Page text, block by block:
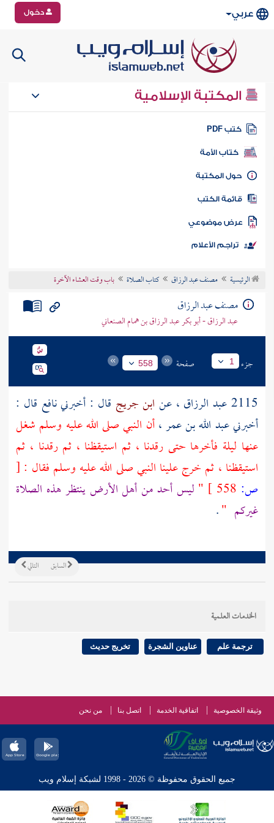
عربي دخول
المكتبة الإسلامية
كتب PDF
كتاب الأمة
المكتبة
الكتب
موضوعي
تراجم الأعلام
الرئيسية مصنف عبد الرزاق كتاب الصلاة باب وقت العشاء الآخرة
مصنف عبد الرزاق
عبد الرزاق - أبو بكر عبد الرزاق بن همام الصنعاني
جزء 1 صفحة 558
2115عبد الرزاق ، عن ابن جريج قال : أخبرنينافع قال :
أخبرنيعبد الله بن عمر،أن النبي صلى الله عليه وسلم شغل
عنها ليلة فأخرها حتى رقدنا ، ثم استيقظنا ، ثم رقدنا ، ثم
استيقظنا ، ثم خرج علينا النبي صلى الله عليه وسلم فقال : [
ص:
" ليس أحد من أهل الأرض ينتظر هذه الصلاة
غيركم "
.
التالي السابق
الخدمات العلمية
ترجمة علم عناوين الشجرة تخريج حديث
وثيقة الخصوصية اتفاقية الخدمة اتصل بنا من نحن
جميع الحقوق محفوظة © 2026 - 1998 لشبكة إسلام ويب